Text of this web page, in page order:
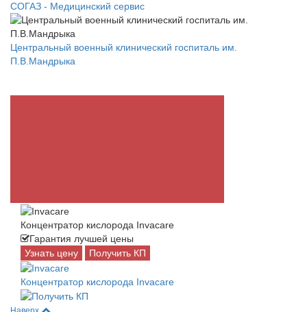
СОГАЗ - Медицинский сервис
Центральный военный клинический госпиталь им.
П.В.Мандрыка
Концентратор кислорода Invacare
Гарантия лучшей цены
Узнать цену
Получить КП
Концентратор кислорода Invacare